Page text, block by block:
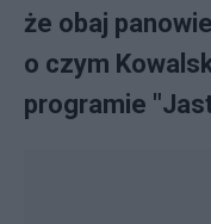
że obaj
o czym
programie